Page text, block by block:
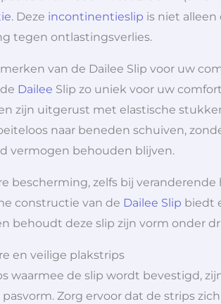
. Deze incontinentieslip is niet
tegen ontlastingsverlies.
van de Dailee Slip voor uw
Dailee Slip zo uniek voor uw
zijn uitgerust met elastische
naar beneden schuiven,
vermogen behouden blijven.
bescherming, zelfs bij
constructie van de Dailee Slip biedt
behoudt deze slip zijn vorm onder
en veilige plakstrips
waarmee de slip wordt bevestigd,
Zorg ervoor dat de strips